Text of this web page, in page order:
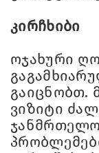
კირჩხიბი
ოჯახური
გაიცნობთ.
ვიზიტი